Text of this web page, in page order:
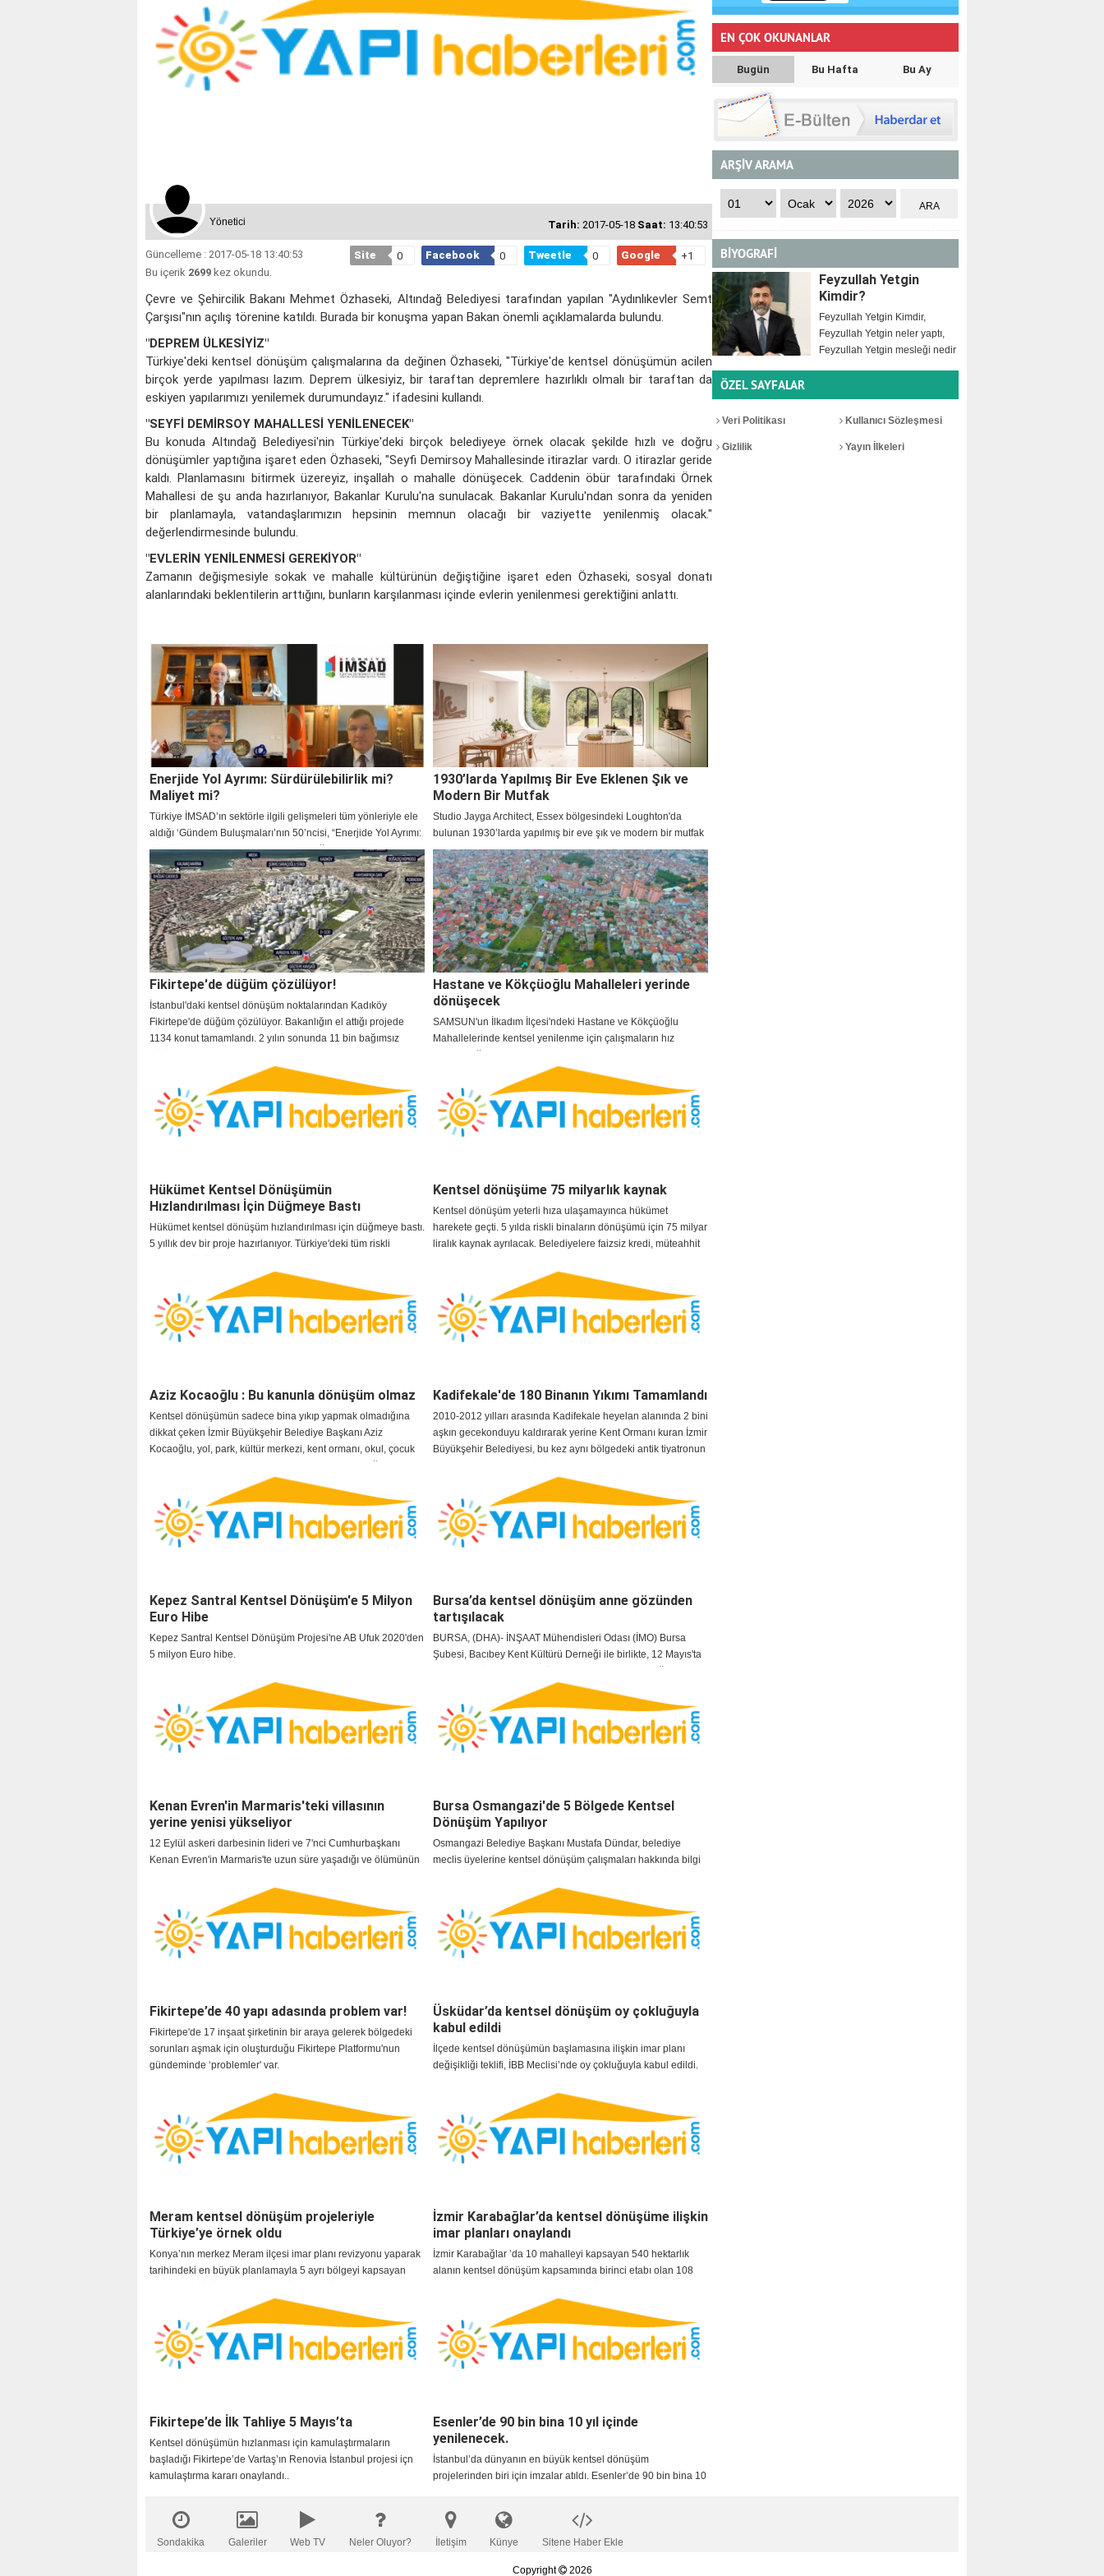
Yönetici Tarih: 2017-05-18 Saat: 13:40:53
Güncelleme : 2017-05-18 13:40:53
Bu içerik 2699 kez okundu.
Site 0 Facebook 0 Tweetle 0 Google +1
Çevre ve Şehircilik Bakanı Mehmet Özhaseki, Altındağ Belediyesi tarafından yapılan "Aydınlıkevler Semt
Çarşısı"nın açılış törenine katıldı. Burada bir konuşma yapan Bakan önemli açıklamalarda bulundu.
"DEPREM ÜLKESİYİZ"
Türkiye'deki kentsel dönüşüm çalışmalarına da değinen Özhaseki, "Türkiye'de kentsel dönüşümün acilen
birçok yerde yapılması lazım. Deprem ülkesiyiz, bir taraftan depremlere hazırlıklı olmalı bir taraftan da
eskiyen yapılarımızı yenilemek durumundayız." ifadesini kullandı.
"SEYFİ DEMİRSOY MAHALLESİ YENİLENECEK"
Bu konuda Altındağ Belediyesi'nin Türkiye'deki birçok belediyeye örnek olacak şekilde hızlı ve doğru
dönüşümler yaptığına işaret eden Özhaseki, "Seyfi Demirsoy Mahallesinde itirazlar vardı. O itirazlar geride
kaldı. Planlamasını bitirmek üzereyiz, inşallah o mahalle dönüşecek. Caddenin öbür tarafındaki Örnek
Mahallesi de şu anda hazırlanıyor, Bakanlar Kurulu'na sunulacak. Bakanlar Kurulu'ndan sonra da yeniden
bir planlamayla, vatandaşlarımızın hepsinin memnun olacağı bir vaziyette yenilenmiş olacak."
değerlendirmesinde bulundu.
"EVLERİN YENİLENMESİ GEREKİYOR"
Zamanın değişmesiyle sokak ve mahalle kültürünün değiştiğine işaret eden Özhaseki, sosyal donatı
alanlarındaki beklentilerin arttığını, bunların karşılanması içinde evlerin yenilenmesi gerektiğini anlattı.
Enerjide Yol Ayrımı: Sürdürülebilirlik mi?
Maliyet mi?
Türkiye İMSAD’ın sektörle ilgili gelişmeleri tüm yönleriyle ele
aldığı ‘Gündem Buluşmaları’nın 50’ncisi, “Enerjide Yol Ayrımı:
Sürdürülebilirlik mi? Maliyet mi?” başlığı altında düzenlendi.
1930’larda Yapılmış Bir Eve Eklenen Şık ve
Modern Bir Mutfak
Studio Jayga Architect, Essex bölgesindeki Loughton'da
bulunan 1930’larda yapılmış bir eve şık ve modern bir mutfak
ekledi.
Fikirtepe'de düğüm çözülüyor!
İstanbul'daki kentsel dönüşüm noktalarından Kadıköy
Fikirtepe'de düğüm çözülüyor. Bakanlığın el attığı projede
1134 konut tamamlandı. 2 yılın sonunda 11 bin bağımsız
Hastane ve Kökçüoğlu Mahalleleri yerinde
dönüşecek
SAMSUN'un İlkadım İlçesi'ndeki Hastane ve Kökçüoğlu
Mahallelerinde kentsel yenilenme için çalışmaların hız
Hükümet Kentsel Dönüşümün
Hızlandırılması İçin Düğmeye Bastı
Hükümet kentsel dönüşüm hızlandırılması için düğmeye bastı.
5 yıllık dev bir proje hazırlanıyor. Türkiye'deki tüm riskli
Kentsel dönüşüme 75 milyarlık kaynak
Kentsel dönüşüm yeterli hıza ulaşamayınca hükümet
harekete geçti. 5 yılda riskli binaların dönüşümü için 75 milyar
liralık kaynak ayrılacak. Belediyelere faizsiz kredi, müteahhit
Aziz Kocaoğlu : Bu kanunla dönüşüm olmaz
Kentsel dönüşümün sadece bina yıkıp yapmak olmadığına
dikkat çeken İzmir Büyükşehir Belediye Başkanı Aziz
Kocaoğlu, yol, park, kültür merkezi, kent ormanı, okul, çocuk
Kadifekale'de 180 Binanın Yıkımı Tamamlandı
2010-2012 yılları arasında Kadifekale heyelan alanında 2 bini
aşkın gecekonduyu kaldırarak yerine Kent Ormanı kuran İzmir
Büyükşehir Belediyesi, bu kez aynı bölgedeki antik tiyatronun
harekete geçti. 33 milyon lira harcayarak 205 binayı daha
kamulaştıran Büyükşehir, 180'inin yıkımını tamamladı;
Kadifekale biraz daha rahatladı. Şimdi sırada 127 binanın
kamulaştırması var.
Kepez Santral Kentsel Dönüşüm'e 5 Milyon
Euro Hibe
Kepez Santral Kentsel Dönüşüm Projesi'ne AB Ufuk 2020'den
5 milyon Euro hibe.
Bursa’da kentsel dönüşüm anne gözünden
tartışılacak
BURSA, (DHA)- İNŞAAT Mühendisleri Odası (İMO) Bursa
Şubesi, Bacıbey Kent Kültürü Derneği ile birlikte, 12 Mayıs'ta
konulu panel panel düzenleyecek.
Kenan Evren'in Marmaris'teki villasının
yerine yenisi yükseliyor
12 Eylül askeri darbesinin lideri ve 7'nci Cumhurbaşkanı
Kenan Evren'in Marmaris'te uzun süre yaşadığı ve ölümünün
Bursa Osmangazi'de 5 Bölgede Kentsel
Dönüşüm Yapılıyor
Osmangazi Belediye Başkanı Mustafa Dündar, belediye
meclis üyelerine kentsel dönüşüm çalışmaları hakkında bilgi
yapmak olduğunu ifade eden Başkan Dündar, şu an için 5
farklı bölgede çalışmalar yürüttüklerini, Altıparmak ve
Çarşamba bölgesinde ise yakın vadede kentsel dönüşüm
yapmayı planlamadıklarını dile getirdi.
Fikirtepe’de 40 yapı adasında problem var!
Fikirtepe'de 17 inşaat şirketinin bir araya gelerek bölgedeki
sorunları aşmak için oluşturduğu Fikirtepe Platformu'nun
gündeminde ‘problemler' var.
Üsküdar’da kentsel dönüşüm oy çokluğuyla
kabul edildi
İlçede kentsel dönüşümün başlamasına ilişkin imar planı
değişikliği teklifi, İBB Meclisi’nde oy çokluğuyla kabul edildi.
Meram kentsel dönüşüm projeleriyle
Türkiye’ye örnek oldu
Konya’nın merkez Meram ilçesi imar planı revizyonu yaparak
tarihindeki en büyük planlamayla 5 ayrı bölgeyi kapsayan
İzmir Karabağlar’da kentsel dönüşüme ilişkin
imar planları onaylandı
İzmir Karabağlar ’da 10 mahalleyi kapsayan 540 hektarlık
alanın kentsel dönüşüm kapsamında birinci etabı olan 108
Çevre ve Şehircilik Bakanlığınca onaylandı.
Fikirtepe’de İlk Tahliye 5 Mayıs’ta
Kentsel dönüşümün hızlanması için kamulaştırmaların
başladığı Fikirtepe’de Vartaş’ın Renovia İstanbul projesi içn
kamulaştırma kararı onaylandı..
Esenler’de 90 bin bina 10 yıl içinde
yenilenecek.
İstanbul’da dünyanın en büyük kentsel dönüşüm
projelerinden biri için imzalar atıldı. Esenler’de 90 bin bina 10
EN ÇOK OKUNANLAR
Bugün Bu Hafta Bu Ay
ARŞİV ARAMA
BİYOGRAFİ
Feyzullah Yetgin
Kimdir?
Feyzullah Yetgin Kimdir,
Feyzullah Yetgin neler yaptı,
Feyzullah Yetgin mesleği nedir
ÖZEL SAYFALAR
Veri Politikası Kullanıcı Sözleşmesi
Gizlilik Yayın İlkeleri
Sondakika Galeriler Web TV Neler Oluyor? İletişim Künye Sitene Haber Ekle
Copyright 2026